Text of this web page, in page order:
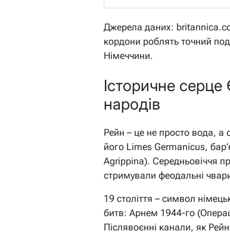
Джерела даних:
кордони роблять точний
Німеччини.
Історичне
народів
Рейн – це не просто вода, а
його Limes Germanicus,
Agrippina). Середньовіччя
стримували феодальні
19 століття – символ
битв: Арнем 1944-го
Післявоєнні канали, як